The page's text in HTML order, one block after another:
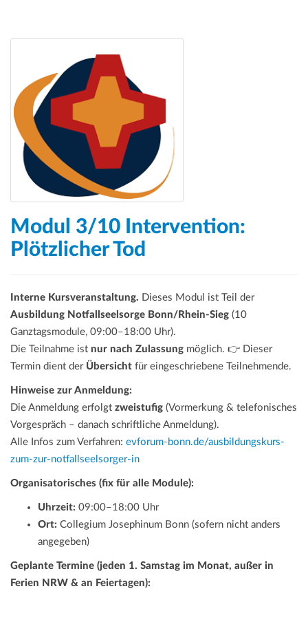
Modul 3/10 Intervention:
Plötzlicher Tod
Interne Kursveranstaltung. Dieses Modul ist Teil der
Ausbildung Notfallseelsorge Bonn/Rhein-Sieg (10
Ganztagsmodule, 09:00–18:00 Uhr).
Die Teilnahme ist nur nach Zulassung möglich. 👉 Dieser
Termin dient der Übersicht für eingeschriebene Teilnehmende.
Hinweise zur Anmeldung:
Die Anmeldung erfolgt zweistufig (Vormerkung & telefonisches
Vorgespräch – danach schriftliche Anmeldung).
Alle Infos zum Verfahren: evforum-bonn.de/ausbildungskurs-
zum-zur-notfallseelsorger-in
Organisatorisches (fix für alle Module):
Uhrzeit: 09:00–18:00 Uhr
Ort: Collegium Josephinum Bonn (sofern nicht anders
angegeben)
Geplante Termine (jeden 1. Samstag im Monat, außer in
Ferien NRW & an Feiertagen):